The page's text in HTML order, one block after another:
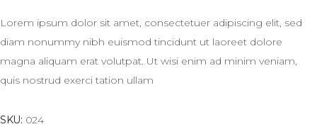
customer
Lorem ipsum dolor sit amet, consectetuer adipiscing elit, sed
diam nonummy nibh euismod tincidunt ut laoreet dolore
magna aliquam erat volutpat. Ut wisi enim ad minim veniam,
quis nostrud exerci tation ullam
SKU: 024